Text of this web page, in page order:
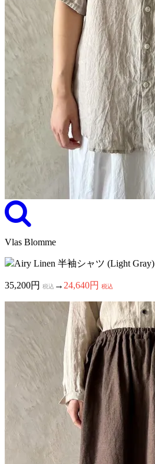
Vlas Blomme
Airy Linen 半袖シャツ (Light Gray)
35,200円 税込 → 24,640円 税込